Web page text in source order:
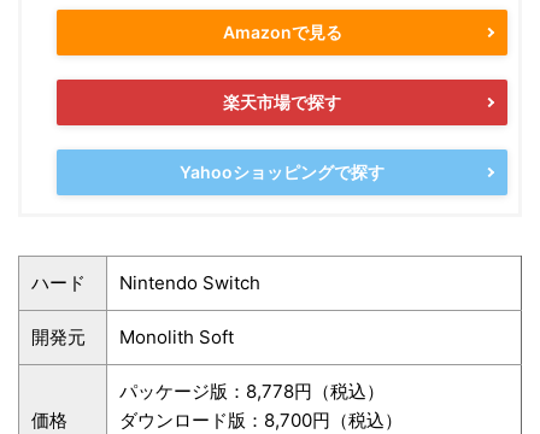
Amazonで見る
楽天市場で探す
Yahooショッピングで探す
ハード Nintendo Switch
開発元 Monolith Soft
価格
パッケージ版：8,778円（税込）
ダウンロード版：8,700円（税込）